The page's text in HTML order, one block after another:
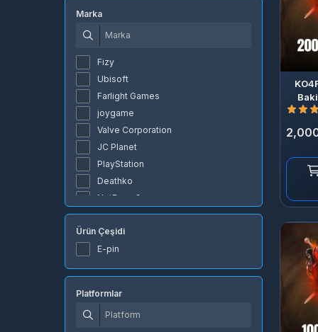
Marka
Fizy
Ubisoft
Farlight Games
joygame
Valve Corporation
JC Planet
PlayStation
Deathko
NetEase Games
Grinding Gear Games
AkaraWAR
StarMaker Interactive Inc.
Gpay
Livu Team
Supercell
Ürün Çeşidi
E-pin
Platformlar